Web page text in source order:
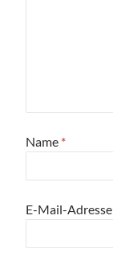
Name *
E-Mail-Adresse